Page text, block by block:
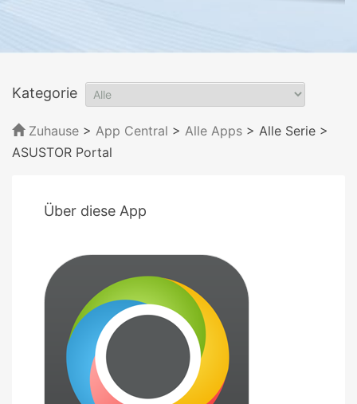
Kategorie
Zuhause > App Central > Alle Apps > Alle Serie >
ASUSTOR Portal
Über diese App